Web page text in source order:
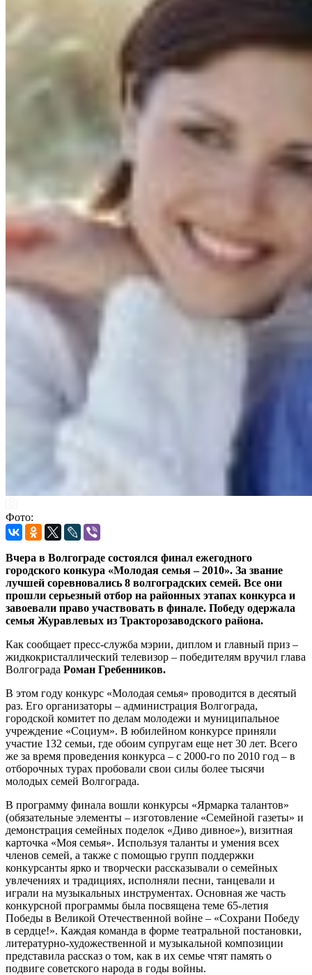
Фото:
Вчера в Волгограде состоялся финал ежегодного
городского конкура «Молодая семья – 2010». За звание
лучшей соревновались 8 волгоградских семей. Все они
прошли серьезный отбор на районных этапах конкурса и
завоевали право участвовать в финале. Победу одержала
семья Журавлевых из Тракторозаводского района.
Как сообщает пресс-служба мэрии, диплом и главный приз –
жидкокристаллический телевизор – победителям вручил глава
Волгограда Роман Гребенников.
В этом году конкурс «Молодая семья» проводится в десятый
раз. Его организаторы – администрация Волгограда,
городской комитет по делам молодежи и муниципальное
учреждение «Социум». В юбилейном конкурсе приняли
участие 132 семьи, где обоим супругам еще нет 30 лет. Всего
же за время проведения конкурса – с 2000-го по 2010 год – в
отборочных турах пробовали свои силы более тысячи
молодых семей Волгограда.
В программу финала вошли конкурсы «Ярмарка талантов»
(обязательные элементы – изготовление «Семейной газеты» и
демонстрация семейных поделок «Диво дивное»), визитная
карточка «Моя семья». Используя таланты и умения всех
членов семей, а также с помощью групп поддержки
конкурсанты ярко и творчески рассказывали о семейных
увлечениях и традициях, исполняли песни, танцевали и
играли на музыкальных инструментах. Основная же часть
конкурсной программы была посвящена теме 65-летия
Победы в Великой Отечественной войне – «Сохрани Победу
в сердце!». Каждая команда в форме театральной постановки,
литературно-художественной и музыкальной композиции
представила рассказ о том, как в их семье чтят память о
подвиге советского народа в годы войны.